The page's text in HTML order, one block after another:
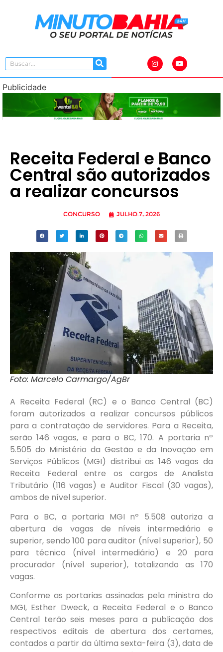
Publicidade
Receita Federal e Banco
Central são autorizados
a realizar concursos
Concurso julho 7, 2026
Foto: Marcelo Carmargo/AgBr
A Receita Federal (RC) e o Banco Central (BC)
foram autorizados a realizar concursos públicos
para a contratação de servidores. Para a Receita,
serão 146 vagas, e para o BC, 170. A portaria nº
5.505 do Ministério da Gestão e da Inovação em
Serviços Públicos (MGI) distribui as 146 vagas da
Receita Federal entre os cargos de Analista
Tributário (116 vagas) e Auditor Fiscal (30 vagas),
ambos de nível superior.
Para o BC, a portaria MGI nº 5.508 autoriza a
abertura de vagas de níveis intermediário e
superior, sendo 100 para auditor (nível superior), 50
para técnico (nível intermediário) e 20 para
procurador (nível superior), totalizando as 170
vagas.
Conforme as portarias assinadas pela ministra do
MGI, Esther Dweck, a Receita Federal e o Banco
Central terão seis meses para a publicação dos
respectivos editais de abertura dos certames,
contados a partir da última sexta-feira (3), data de